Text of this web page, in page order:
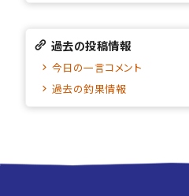
過去の投稿情報
今日の一言コメント
過去の釣果情報